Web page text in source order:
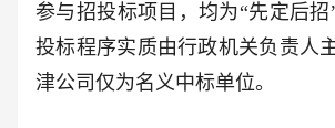
参与招投标项目，均为“先定后
投标程序实质由行政机关负责人
津公司仅为名义中标单位。